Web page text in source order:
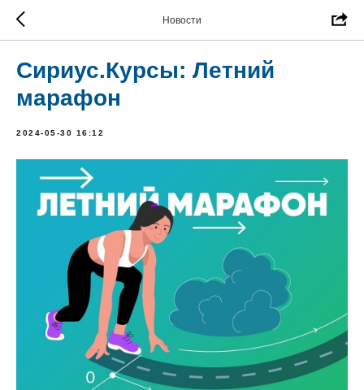
Новости
Сириус.Курсы: Летний
марафон
2024-05-30 16:12